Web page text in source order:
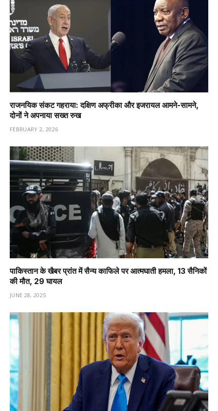
राजनयिक संकट गहराया: दक्षिण अफ्रीका और इजरायल आमने-सामने,
दोनों ने अपनाया सख्त रुख
FEBRUARY 2, 2026
पाकिस्तान के खैबर प्रांत में सैन्य काफिले पर आत्मघाती हमला, 13 सैनिकों
की मौत, 29 घायल
JUNE 28, 2025